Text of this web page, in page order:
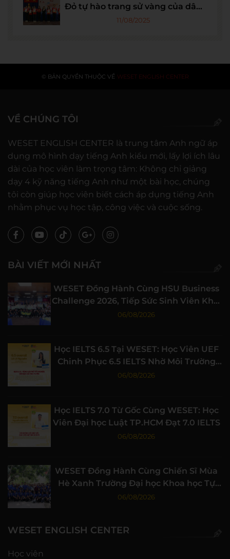
Đỏ tự hào trang sử vàng của dân
tộc
11/08/2025
© BẢN QUYỀN THUỘC VỀ WESET ENGLISH CENTER
VỀ CHÚNG TÔI
WESET ENGLISH CENTER là trung tâm Anh ngữ áp
dụng mô hình dạy tiếng Anh kiểu mới, lấy lợi ích lâu
dài của học viên làm trọng tâm: Không chỉ giảng
dạy 4 kỹ năng tiếng Anh như một bài học, chúng
tôi còn giúp học viên biết cách áp dụng tiếng Anh
nhằm phục vụ học tập, công việc và cuộc sống.
BÀI VIẾT MỚI NHẤT
WESET Đồng Hành Cùng HSU Business
Challenge 2026, Tiếp Sức Sinh Viên Khởi
Nghiệp
06/08/2026
Học IELTS 6.5 Tại WESET: Học Viên UEF
Chinh Phục 6.5 IELTS Nhờ Môi Trường
Học Tập Chất Lượng
06/08/2026
Học IELTS 7.0 Từ Gốc Cùng WESET: Học
Viên Đại học Luật TP.HCM Đạt 7.0 IELTS
06/08/2026
WESET Đồng Hành Cùng Chiến Sĩ Mùa
Hè Xanh Trường Đại học Khoa học Tự
nhiên, ĐHQG-HCM
06/08/2026
WESET ENGLISH CENTER
Học viên